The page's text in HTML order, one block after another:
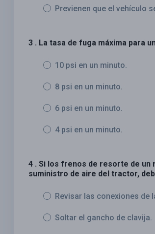
Previenen que el vehículo
3 . La tasa de fuga máxima para
10 psi en un minuto.
8 psi en un minuto.
6 psi en un minuto.
4 psi en un minuto.
4 . Si los frenos de resorte de un
suministro de aire del tractor,
Revisar las conexiones de
Soltar el gancho de clavija.